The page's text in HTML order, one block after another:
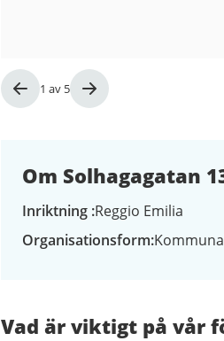
Bild
1 av 5
Om Solhagagatan
Inriktning Reggio Emilia
Organisationsform
Vad är viktigt på vår